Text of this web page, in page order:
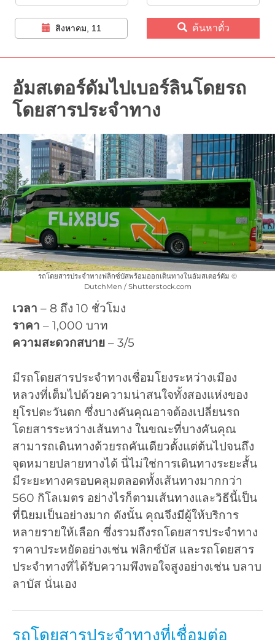
สิงหาคม, 11 ค้นหาตั๋ว
อัมสเตอร์ดัมไปเบอร์ลินโดยรถ
โดยสารประจำทาง
รถโดยสารประจำทางฟลิกซ์บัสพร้อมออกเดินทางในอัมสเตอร์ดัม ©
DutchMen / Shutterstock.com
เวลา – 8 ถึง 10 ชั่วโมง
ราคา – 1,000 บาท
ความสะดวกสบาย – 3/5
มีรถโดยสารประจำทางเชื่อมโยงระหว่างเมือง
หลวงที่เต็มไปด้วยความน่าสนใจทั้งสองแห่งของ
ยุโรปตะวันตก ซึ่งบางคันคุณอาจต้องเปลี่ยนรถ
โดยสารระหว่างเส้นทาง ในขณะที่บางคันคุณ
สามารถเดินทางด้วยรถคันเดียวตั้งแต่ต้นไปจนถึง
จุดหมายปลายทางได้ นี่ไม่ใช่การเดินทางระยะสั้น
มีระยะทางครอบคลุมตลอดทั้งเส้นทางมากกว่า
560 กิโลเมตร อย่างไรก็ตามเส้นทางและวิธีนี้เป็น
ที่นิยมเป็นอย่างมาก ดังนั้น คุณจึงมีผู้ให้บริการ
หลายรายให้เลือก ซึ่งรวมถึงรถโดยสารประจำทาง
ราคาประหยัดอย่างเช่น ฟลิกซ์บัส และรถโดยสาร
ประจำทางที่ได้รับความพึงพอใจสูงอย่างเช่น บลาบ
ลาบัส นั่นเอง
รถโดยสารประจำทางที่เชื่อมต่อ